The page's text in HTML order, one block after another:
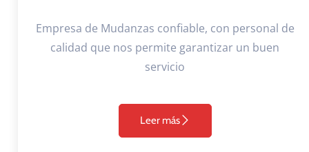
Empresa de Mudanzas confiable, con personal de
calidad que nos permite garantizar un buen
servicio
Leer más